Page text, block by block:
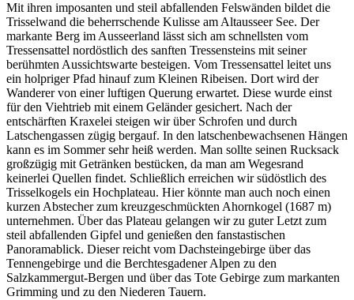
Mit ihren imposanten und steil abfallenden Felswänden bildet die
Trisselwand die beherrschende Kulisse am Altausseer See. Der
markante Berg im Ausseerland lässt sich am schnellsten vom
Tressensattel nordöstlich des sanften Tressensteins mit seiner
berühmten Aussichtswarte besteigen. Vom Tressensattel leitet uns
ein holpriger Pfad hinauf zum Kleinen Ribeisen. Dort wird der
Wanderer von einer luftigen Querung erwartet. Diese wurde einst
für den Viehtrieb mit einem Geländer gesichert. Nach der
entschärften Kraxelei steigen wir über Schrofen und durch
Latschengassen zügig bergauf. In den latschenbewachsenen Hängen
kann es im Sommer sehr heiß werden. Man sollte seinen Rucksack
großzügig mit Getränken bestücken, da man am Wegesrand
keinerlei Quellen findet. Schließlich erreichen wir südöstlich des
Trisselkogels ein Hochplateau. Hier könnte man auch noch einen
kurzen Abstecher zum kreuzgeschmückten Ahornkogel (1687 m)
unternehmen. Über das Plateau gelangen wir zu guter Letzt zum
steil abfallenden Gipfel und genießen den fanstastischen
Panoramablick. Dieser reicht vom Dachsteingebirge über das
Tennengebirge und die Berchtesgadener Alpen zu den
Salzkammergut-Bergen und über das Tote Gebirge zum markanten
Grimming und zu den Niederen Tauern.